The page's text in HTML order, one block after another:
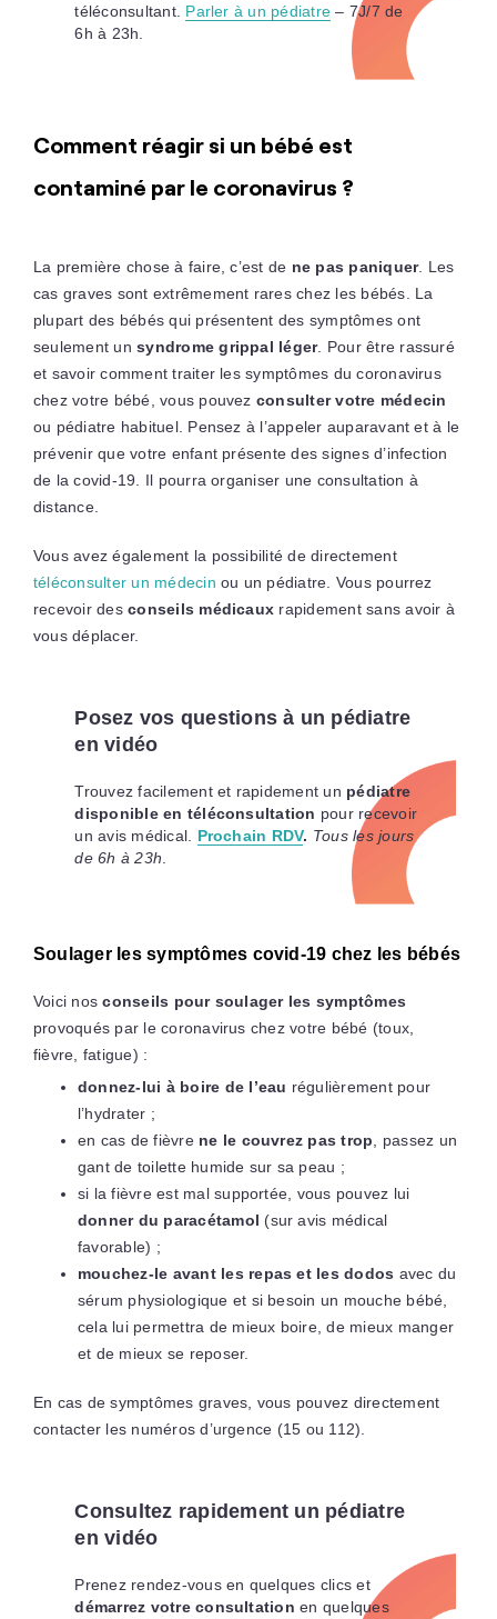
téléconsultant. Parler à un pédiatre – 7J/7 de
6h à 23h.
Comment réagir si un bébé est
contaminé par le coronavirus ?
La première chose à faire, c’est de ne pas paniquer. Les
cas graves sont extrêmement rares chez les bébés. La
plupart des bébés qui présentent des symptômes ont
seulement un syndrome grippal léger. Pour être rassuré
et savoir comment traiter les symptômes du coronavirus
chez votre bébé, vous pouvez consulter votre médecin
ou pédiatre habituel. Pensez à l’appeler auparavant et à le
prévenir que votre enfant présente des signes d’infection
de la covid-19. Il pourra organiser une consultation à
distance.
Vous avez également la possibilité de directement
téléconsulter un médecin ou un pédiatre. Vous pourrez
recevoir desconseils médicaux rapidement sans avoir à
vous déplacer.
Posez vos questions à un pédiatre
en vidéo
Trouvez facilement et rapidement un pédiatre
disponible en téléconsultation pour recevoir
un avis médical. Prochain RDV. Tous les jours
de 6h à 23h.
Soulager les symptômes covid-19 chez les bébés
Voici nos conseils pour soulager les symptômes
provoqués par le coronavirus chez votre bébé (toux,
fièvre, fatigue) :
donnez-lui à boire de l’eau régulièrement pour
l’hydrater ;
en cas de fièvrene le couvrez pas trop, passez un
gant de toilette humide sur sa peau ;
si la fièvre est mal supportée, vous pouvez lui
donner du paracétamol (sur avis médical
favorable) ;
mouchez-le avant les repas et les dodos avec du
sérum physiologique et si besoin un mouche bébé,
cela lui permettra de mieux boire, de mieux manger
et de mieux se reposer.
En cas de symptômes graves, vous pouvez directement
contacter les numéros d’urgence (15 ou 112).
Consultez rapidement un pédiatre
en vidéo
Prenez rendez-vous en quelques clics et
démarrez votre consultation en quelques